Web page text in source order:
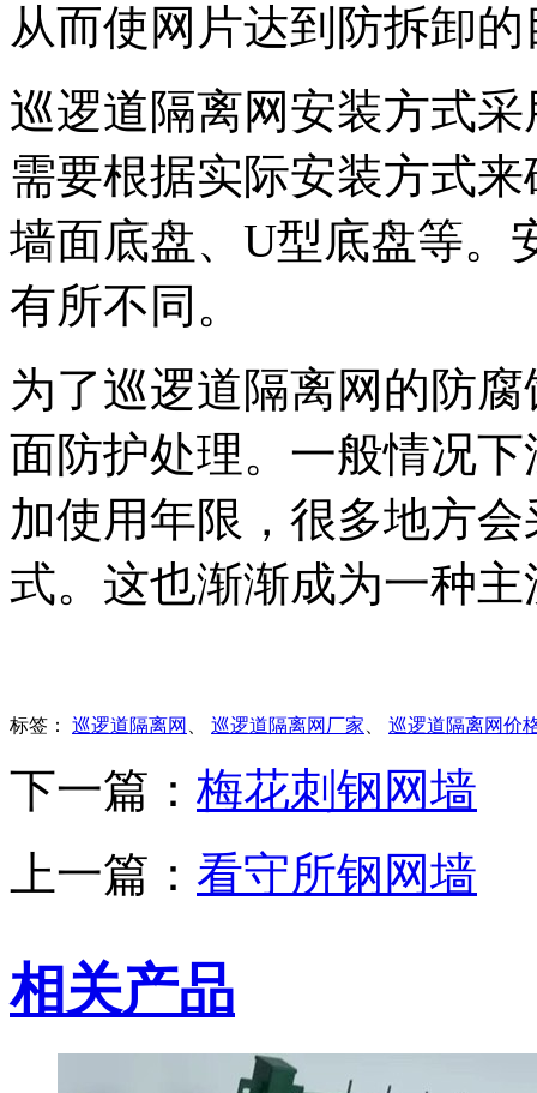
从而使网片达到防拆卸
巡逻道隔离网安装方式
需要根据实际安装方式
墙面底盘、U型底盘等。
有所不同。
为了巡逻道隔离网的防
面防护处理。一般情况
加使用年限，很多地方
式。这也渐渐成为一种
标签： 巡逻道隔离网 、 巡逻道隔离网厂家、 巡逻道隔离网价
下一篇： 梅花刺钢网墙
上一篇： 看守所钢网墙
相关产品